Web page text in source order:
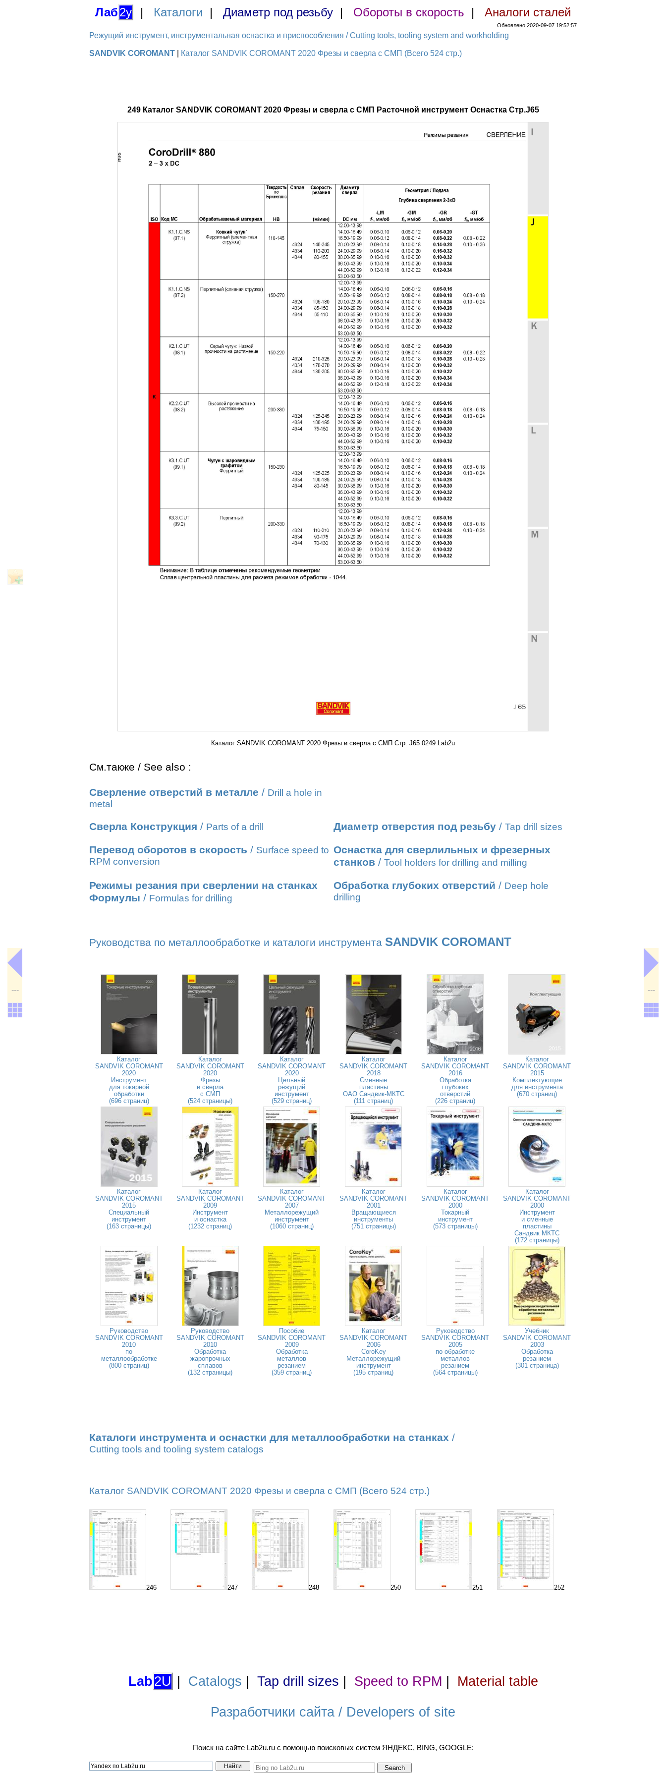
Лаб2у | Каталоги | Диаметр под резьбу | Обороты в скорость | Аналоги сталей
Обновлено 2020-09-07 19:52:57
Режущий инструмент, инструментальная оснастка и приспособления / Cutting tools, tooling system and workholding
SANDVIK COROMANT Каталог SANDVIK COROMANT 2020 Фрезы и сверла с СМП (Всего 524 стр.)
249 Каталог SANDVIK COROMANT 2020 Фрезы и сверла с СМП Расточной инструмент Оснастка Стр.J65
Каталог SANDVIK COROMANT 2020 Фрезы и сверла с СМП Стр. J65 0249 Lab2u
См.также / See also :
Сверление отверстий в металле / Drill a hole in
metal
Сверла Конструкция / Parts of a drill Диаметр отверстия под резьбу / Tap drill sizes
Перевод оборотов в скорость / Surface speed to
RPM conversion
Оснастка для сверлильных и фрезерных
станков / Tool holders for drilling and milling
Режимы резания при сверлении на станках
Формулы / Formulas for drilling
Обработка глубоких отверстий / Deep hole
drilling
Руководства по металлообработке и каталоги инструмента SANDVIK COROMANT
Каталог
SANDVIK COROMANT
2020
Инструмент
для токарной
обработки
(696 страниц)
Каталог
SANDVIK COROMANT
2020
Фрезы
и сверла
с СМП
(524 страницы)
Каталог
SANDVIK COROMANT
2020
Цельный
режущий
инструмент
(529 страниц)
Каталог
SANDVIK COROMANT
2018
Сменные
пластины
ОАО Сандвик-МКТС
(111 страниц)
Каталог
SANDVIK COROMANT
2016
Обработка
глубоких
отверстий
(226 страниц)
Каталог
SANDVIK COROMANT
2015
Комплектующие
для инструмента
(670 страниц)
Каталог
SANDVIK COROMANT
2015
Специальный
инструмент
(163 страницы)
Каталог
SANDVIK COROMANT
2009
Инструмент
и оснастка
(1232 страниц)
Каталог
SANDVIK COROMANT
2007
Металлорежущий
инструмент
(1060 страниц)
Каталог
SANDVIK COROMANT
2001
Вращающиеся
инструменты
(751 страницы)
Каталог
SANDVIK COROMANT
2000
Токарный
инструмент
(573 страницы)
Каталог
SANDVIK COROMANT
2000
Инструмент
и сменные
пластины
Сандвик МКТС
(172 страницы)
Руководство
SANDVIK COROMANT
2010
по
металлообработке
(800 страниц)
Руководство
SANDVIK COROMANT
2010
Обработка
жаропрочных
сплавов
(132 страницы)
Пособие
SANDVIK COROMANT
2009
Обработка
металлов
резанием
(359 страниц)
Каталог
SANDVIK COROMANT
2006
CoroKey
Металлорежущий
инструмент
(195 страниц)
Руководство
SANDVIK COROMANT
2005
по обработке
металлов
резанием
(564 страницы)
Учебник
SANDVIK COROMANT
2003
Обработка
резанием
(301 страница)
Каталоги инструмента и оснастки для металлообработки на станках /
Cutting tools and tooling system catalogs
Каталог SANDVIK COROMANT 2020 Фрезы и сверла с СМП (Всего 524 стр.)
246 247 248 250 251 252
--- ---
Lab2U Catalogs Tap drill sizes Speed to RPM Material table
Разработчики сайта / Developers of site
Поиск на сайте Lab2u.ru с помощью поисковых систем ЯНДЕКС, BING, GOOGLE: